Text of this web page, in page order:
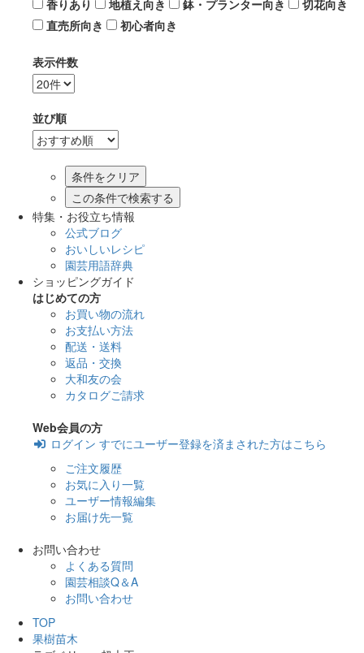
香りあり
地植え向き 鉢・プランター向き
切花向き
直売所向き
初心者向き
表示件数
並び順
この条件で検索する
特集・お役立ち情報
公式ブログ
おいしいレシピ
園芸用語辞典
ショッピングガイド
はじめての方
お買い物の流れ
お支払い方法
配送・送料
返品・交換
大和友の会
カタログご請求
Web会員の方
ログイン すでにユーザー登録を済まされた方はこちら
ご注文履歴
お気に入り一覧
ユーザー情報編集
お届け先一覧
お問い合わせ
よくある質問
園芸相談Q＆A
お問い合わせ
TOP
果樹苗木